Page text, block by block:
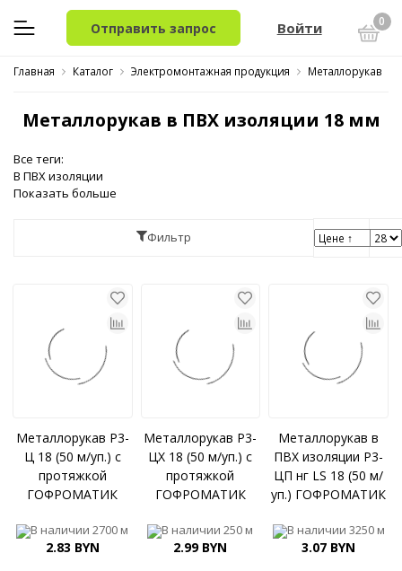
Отправить запрос Войти 0
Главная Каталог Электромонтажная продукция Металлорукав
Металлорукав в ПВХ изоляции 18 мм
Все теги:
В ПВХ изоляции
Показать больше
Фильтр
Металлорукав Р3-
Ц 18 (50 м/уп.) с
протяжкой
ГОФРОМАТИК
В наличии2700 м
2.83 BYN
Металлорукав Р3-
ЦХ 18 (50 м/уп.) с
протяжкой
ГОФРОМАТИК
В наличии250 м
2.99 BYN
Металлорукав в
ПВХ изоляции Р3-
ЦП нг LS 18 (50 м/
уп.) ГОФРОМАТИК
В наличии 3250 м
3.07 BYN